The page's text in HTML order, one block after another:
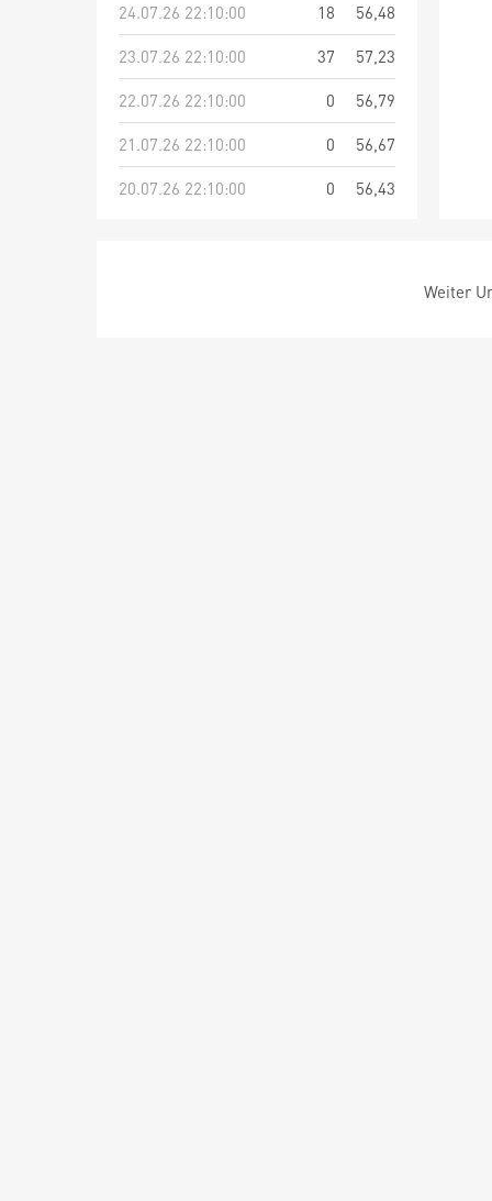
24.07.26 22:10:00
18
56,48
23.07.26 22:10:00
37
57,23
22.07.26 22:10:00
0
56,79
21.07.26 22:10:00
0
56,67
20.07.26 22:10:00
0 56,43
Weiter